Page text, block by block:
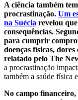
A ciência também
procrastinação. Um
na Suécia revelou
consequências.
para cumprir
doenças físicas,
relatado pelo The
a procrastinação
também a saúde física
No campo financeiro,